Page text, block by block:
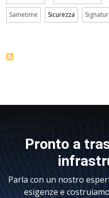
Sametime Sicurezza
Pronto a
Parla con un nostro
esigenze e